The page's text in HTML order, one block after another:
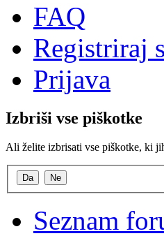
FAQ
Registriraj
Prijava
Izbriši vse piškotke
Ali želite izbrisati vse piškotke, ki
Seznam